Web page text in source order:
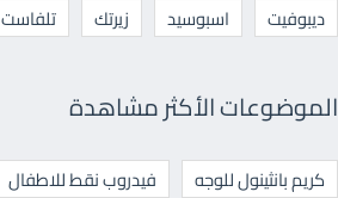
ديبوفيت
اسبوسيد زيرتك تلفاست
الموضوعات الأكثر مشاهدة
كريم بانثينول للوجه فيدروب نقط للاطفال